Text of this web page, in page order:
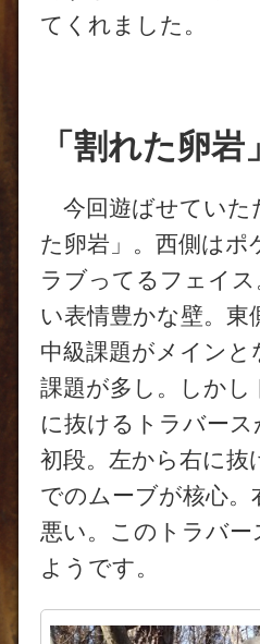
てくれました。
「割れた卵岩
今回遊ばせていた
た卵岩」。西側は
ラブってるフェイ
い表情豊かな壁。
中級課題がメイン
課題が多し。しか
に抜けるトラバー
初段。左から右に
でのムーブが核心
悪い。このトラバ
ようです。